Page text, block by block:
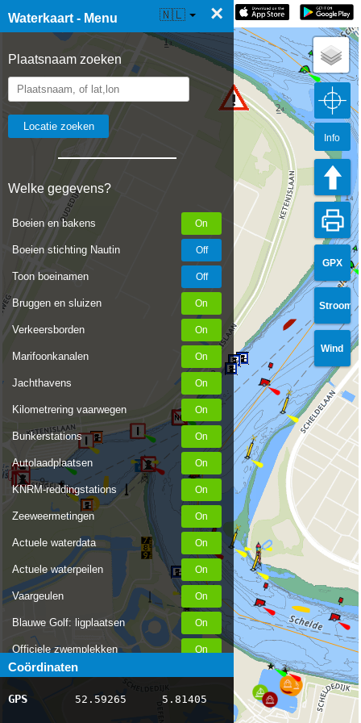
Waterkaart - Menu ×
Plaatsnaam zoeken
Welke gegevens?
Boeien en bakens
Boeien stichting Nautin
Toon boeinamen
Bruggen en sluizen
Verkeersborden
Marifoonkanalen
Jachthavens
Kilometrering vaarwegen
Bunkerstations
Autolaadplaatsen
KNRM-reddingstations
Zeeweermetingen
Actuele waterdata
Actuele waterpeilen
Vaargeulen
Blauwe Golf: ligplaatsen
Officiele zwemplekken
Stremmingen/hinder
AIS scheepsposities
Coördinaten
GPS 52.59265 5.81405
☰ Waterkaart Live 🇳🇱
GPX
Stroom
Wind
Info